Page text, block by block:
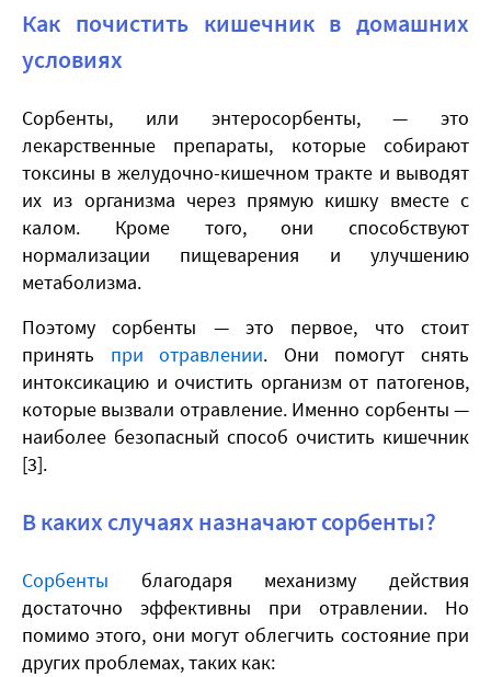
Как почистить кишечник в домашних
условиях
Сорбенты, или энтеросорбенты, — это
лекарственные препараты, которые собирают
токсины в желудочно-кишечном тракте и выводят
их из организма через прямую кишку вместе с
калом. Кроме того, они способствуют
нормализации пищеварения и улучшению
метаболизма.
Поэтому сорбенты — это первое, что стоит
принять при отравлении. Они помогут снять
интоксикацию и очистить организм от патогенов,
которые вызвали отравление. Именно сорбенты —
наиболее безопасный способ очистить кишечник
[3].
В каких случаях назначают сорбенты?
Сорбенты благодаря механизму действия
достаточно эффективны при отравлении. Но
помимо этого, они могут облегчить состояние при
других проблемах, таких как: